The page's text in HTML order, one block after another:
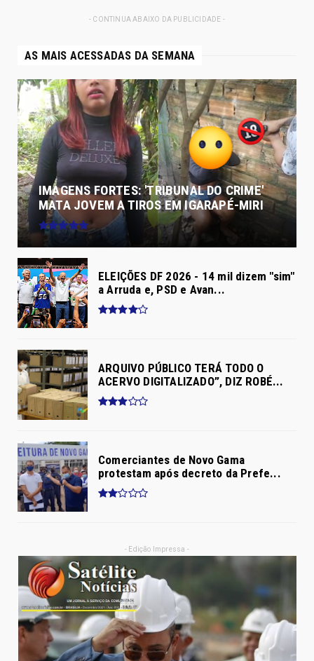
- CONTINUA ABAIXO DA PUBLICIDADE -
AS MAIS ACESSADAS DA SEMANA
IMAGENS FORTES: 'TRIBUNAL DO CRIME'
MATA JOVEM A TIROS EM IGARAPÉ-MIRI
ELEIÇÕES DF 2026 - 14 mil dizem "sim"
a Arruda e, PSD e Avan...
ARQUIVO PÚBLICO TERÁ TODO O
ACERVO DIGITALIZADO”, DIZ ROBÉ...
Comerciantes de Novo Gama
protestam após decreto da Prefe...
- Edição Impressa -